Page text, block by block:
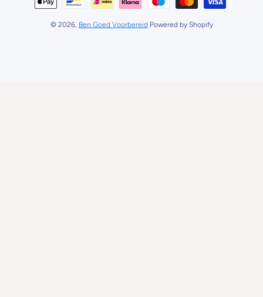
© 2026, Ben Goed Voorbereid Powered by Shopify